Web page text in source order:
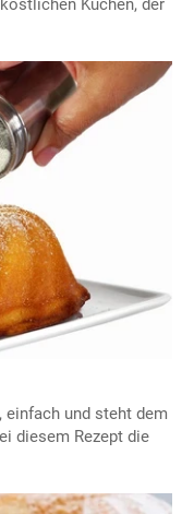
Kuchen, der
einfach und steht dem
diesem Rezept die